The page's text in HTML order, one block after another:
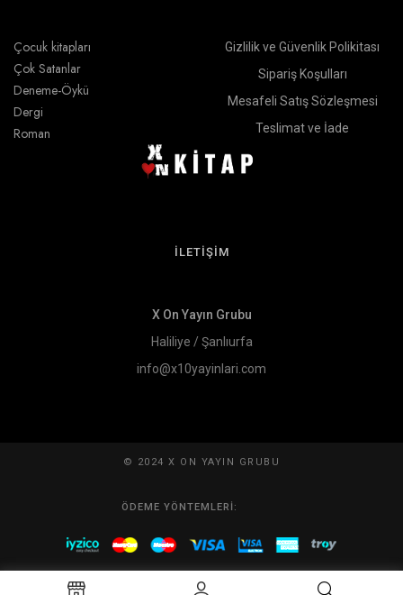
Çocuk kitapları
Çok Satanlar
Deneme-Öykü
Dergi
Roman
Gizlilik ve Güvenlik Polikitası
Sipariş Koşulları
Mesafeli Satış Sözleşmesi
Teslimat ve İade
İLETİŞİM
X On Yayın Grubu
Haliliye / Şanlıurfa
info@x10yayinlari.com
© 2024 X ON YAYIN GRUBU
ÖDEME YÖNTEMLERI: